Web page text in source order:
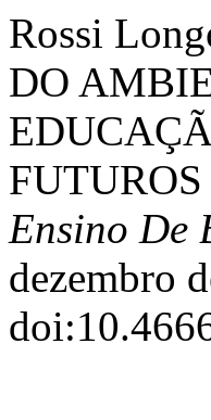
Rossi
DO
Ensino De
dezembro